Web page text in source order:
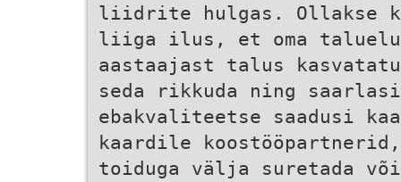
liidrite hulgas. Ollakse
liiga ilus, et oma taluelu
aastaajast talus
seda rikkuda ning
ebakvaliteetse saadusi
kaardile koostööpartnerid,
toiduga välja suretada